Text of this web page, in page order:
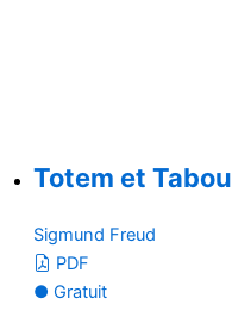
Totem et Tabou
Sigmund Freud
PDF
● Gratuit